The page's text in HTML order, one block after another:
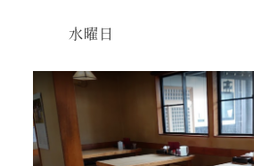
水曜日